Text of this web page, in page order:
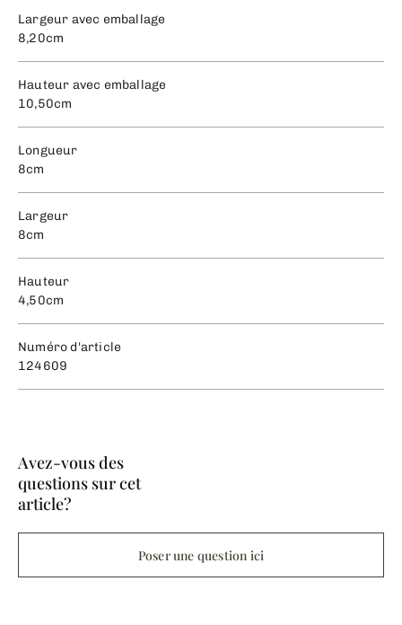
Largeur avec emballage
8,20cm
Hauteur avec emballage
10,50cm
Longueur
8cm
Largeur
8cm
Hauteur
4,50cm
Numéro d'article
124609
Avez-vous des
questions sur cet
article?
Poser une question ici